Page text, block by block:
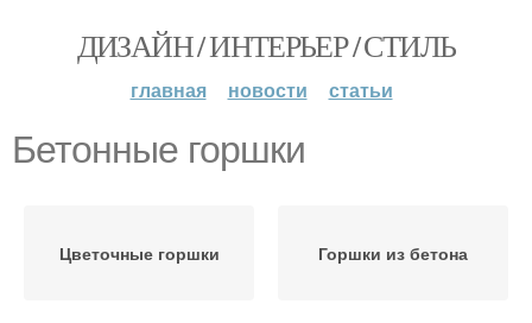
ДИЗАЙН / ИНТЕРЬЕР / СТИЛЬ
главная новости статьи
Бетонные горшки
Цветочные горшки Горшки из бетона